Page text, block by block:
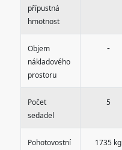
přípustná
hmotnost
Objem
nákladového
prostoru
-
Počet
sedadel
5
Pohotovostní
1735 kg